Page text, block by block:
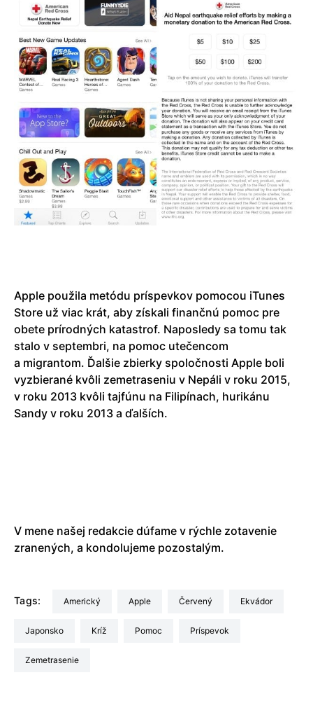
Apple použila metódu príspevkov pomocou iTunes
Store už viac krát, aby získali finančnú pomoc pre
obete prírodných katastrof. Naposledy sa tomu tak
stalo v septembri, na pomoc utečencom
a migrantom. Ďalšie zbierky spoločnosti Apple boli
vyzbierané kvôli zemetraseniu v Nepáli v roku 2015,
v roku 2013 kvôli tajfúnu na Filipínach, hurikánu
Sandy v roku 2013 a ďalších.
V mene našej redakcie dúfame v rýchle zotavenie
zranených, a kondolujeme pozostalým.
Tags: Americký Apple červený Ekvádor
Japonsko Kríž pomoc príspevok
zemetrasenie